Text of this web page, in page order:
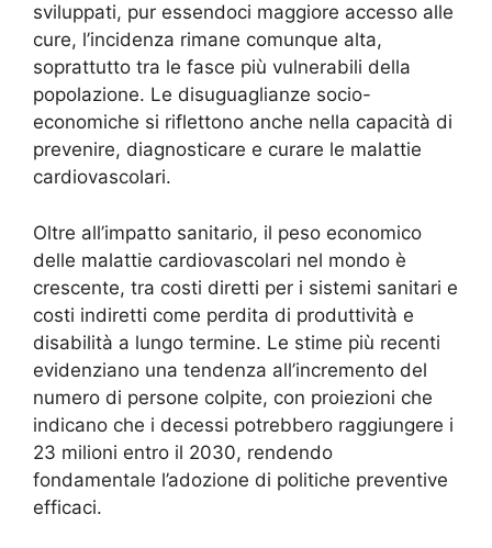
sviluppati, pur essendoci maggiore accesso alle
cure, l’incidenza rimane comunque alta,
soprattutto tra le fasce più vulnerabili della
popolazione. Le disuguaglianze socio-
economiche si riflettono anche nella capacità di
prevenire, diagnosticare e curare le malattie
cardiovascolari.
Oltre all’impatto sanitario, il peso economico
delle malattie cardiovascolari nel mondo è
crescente, tra costi diretti per i sistemi sanitari e
costi indiretti come perdita di produttività e
disabilità a lungo termine. Le stime più recenti
evidenziano una tendenza all’incremento del
numero di persone colpite, con proiezioni che
indicano che i decessi potrebbero raggiungere i
23 milioni entro il 2030, rendendo
fondamentale l’adozione di politiche preventive
efficaci.